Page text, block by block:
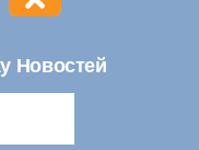
Новостей